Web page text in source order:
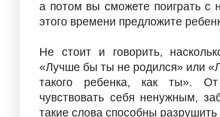
а потом вы сможете поиграть с
этого времени предложите
Не стоит и говорить,
«Лучше бы ты не родился» или
такого ребенка, как ты».
чувствовать себя ненужным,
такие слова способны